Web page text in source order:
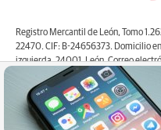
Registro Mercantil de León, Tomo
22470. CIF: B-24656373. Domicilio
izquierda, 24001, León. Correo
Copyright © ALNUAR 2000 S.L. (LA
empresa, de empresas del grupo o de